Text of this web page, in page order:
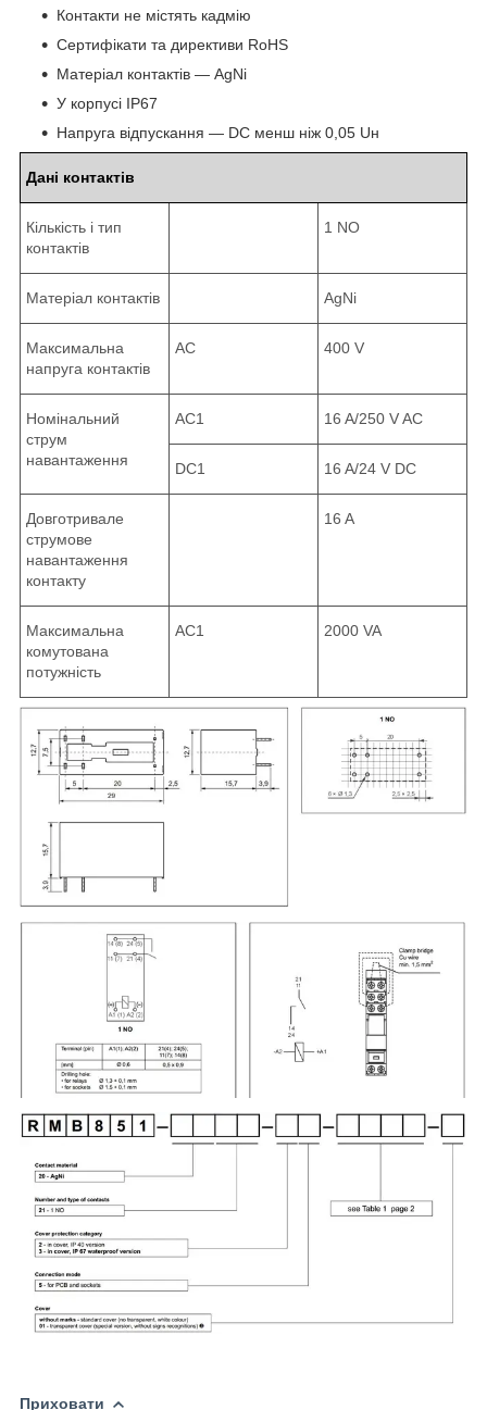
Контакти не містять кадмію
Сертифікати та директиви RoHS
Матеріал контактів — AgNi
У корпусі IP67
Напруга відпускання — DC менш ніж 0,05 Uн
Дані контактів
Кількість і тип
контактів
1 NO
Матеріал контактів AgNi
Максимальна
напруга контактів
AC 400 V
Номінальний
струм
навантаження
AC1 16 A/250 V AC
DC1 16 A/24 V DC
Довготривале
струмове
навантаження
контакту
16 A
Максимальна
комутована
потужність
AC1 2000 VA
Приховати